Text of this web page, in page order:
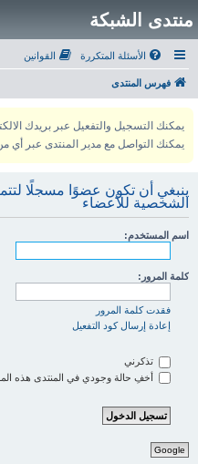
منتدى الشبكة
الأسئلة المتكررة القوانين
فهرس المنتدى
يمكنك التواصل مع مدير المنتدى عبر أي
ينبغي أن تكون عضوًا مسجلًا
الشخصية للأعضاء
اسم المستخدم:
كلمة المرور:
فقدت كلمة المرور
إعادة إرسال كود التفعيل
تذكرني
أخفِ حالة وجودي في المنتدى هذه
Google